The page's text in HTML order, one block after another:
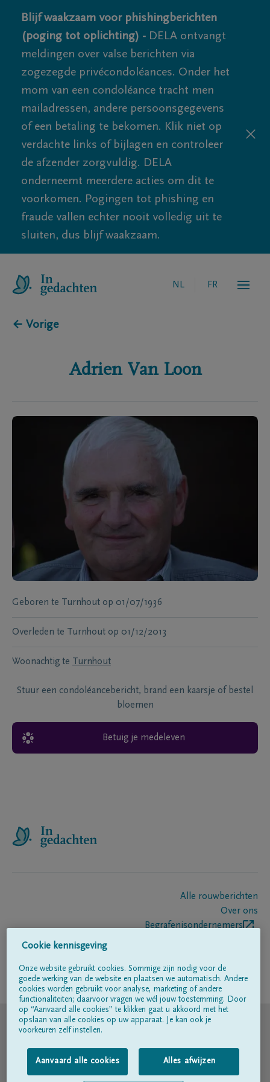
Blijf waakzaam voor phishingberichten
(poging tot oplichting) - DELA ontvangt
meldingen over valse berichten via
zogezegde privécondoléances. Onder het
mom van een condoléance tracht men
mailadressen, andere persoonsgegevens
of een betaling te bekomen. Klik niet op
verdachte links of bijlagen en controleer
de afzender zorgvuldig. DELA
onderneemt meerdere acties om dit te
voorkomen. Pogingen tot phishing en
fraude vallen echter nooit volledig uit te
sluiten, dus blijf waakzaam.
NL FR
← Vorige
Adrien Van Loon
Geboren te Turnhout op 01/07/1936
Overleden te Turnhout op 01/12/2013
Woonachtig te Turnhout
Stuur een condoléancebericht, brand een kaarsje of bestel
bloemen
Betuig je medeleven
Alle rouwberichten
Over ons
Begrafenisondernemers
Volg ons op
© DELA
Gebruiksvoorwaarden
Privacyverklaring
Cookie kennisgeving
Onze website gebruikt cookies. Sommige zijn nodig voor de
goede werking van de website en plaatsen we automatisch. Andere
cookies worden gebruikt voor analyse, marketing of andere
functionaliteiten; daarvoor vragen we wél jouw toestemming. Door
op “Aanvaard alle cookies” te klikken gaat u akkoord met het
opslaan van alle cookies op uw apparaat. Je kan ook je
voorkeuren zelf instellen.
Aanvaard alle cookies Alles afwijzen